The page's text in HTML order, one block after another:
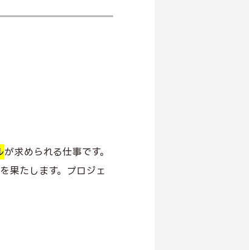
が求められる仕事です。
果たします。プロジェ